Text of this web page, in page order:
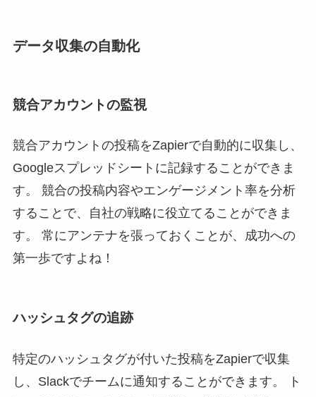
データ収集の自動化
競合アカウントの監視
競合アカウントの投稿をZapierで自動的に収集し、
Googleスプレッドシートに記録することができま
す。 競合の投稿内容やエンゲージメント率を分析
することで、自社の戦略に役立てることができま
す。 常にアンテナを張っておくことが、成功への
第一歩ですよね！
ハッシュタグの追跡
特定のハッシュタグが付いた投稿をZapierで収集
し、Slackでチームに通知することができます。 ト